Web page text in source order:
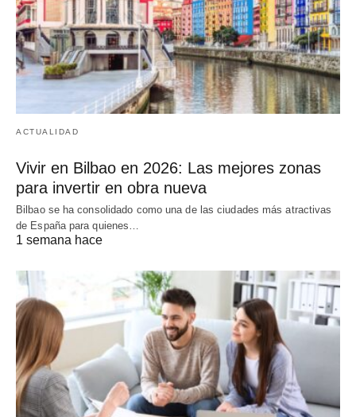
ACTUALIDAD
Vivir en Bilbao en 2026: Las mejores zonas
para invertir en obra nueva
Bilbao se ha consolidado como una de las ciudades más atractivas
de España para quienes…
1 semana hace